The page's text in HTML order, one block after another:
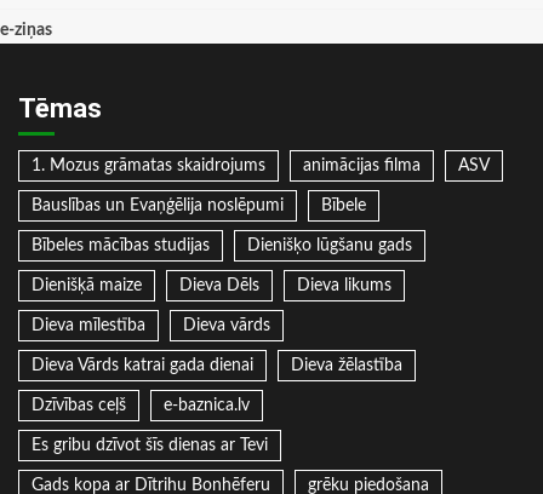
e-ziņas
Tēmas
1. Mozus grāmatas skaidrojums animācijas filma ASV
Bauslības un Evaņģēlija noslēpumi Bībele
Bībeles mācības studijas Dienišķo lūgšanu gads
Dienišķā maize Dieva Dēls Dieva likums
Dieva mīlestība Dieva vārds
Dieva Vārds katrai gada dienai Dieva žēlastība
Dzīvības ceļš e-baznica.lv
Es gribu dzīvot šīs dienas ar Tevi
Gads kopa ar Dītrihu Bonhēferu grēku piedošana